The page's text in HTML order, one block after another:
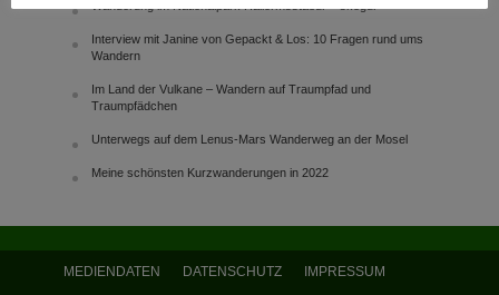
Interview mit Janine von Gepackt & Los: 10 Fragen rund ums
Wandern
Im Land der Vulkane – Wandern auf Traumpfad und
Traumpfädchen
Unterwegs auf dem Lenus-Mars Wanderweg an der Mosel
Meine schönsten Kurzwanderungen in 2022
MEDIENDATEN DATENSCHUTZ IMPRESSUM